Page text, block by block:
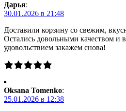
Дарья:
30.01.2026 в 21:48
Доставили корзину со свежим,
Остались довольными качеством и
удовольствием закажем снова!
Oksana Tomenko:
25.01.2026 в 12:38